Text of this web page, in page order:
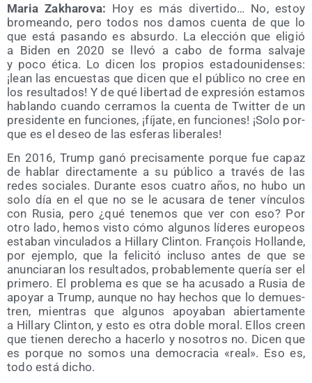
Maria Zakha­ro­va: Hoy es más diver­ti­do… No, estoy
bro­mean­do, pero todos nos damos cuen­ta de que lo
que está pasan­do es absur­do. La elec­ción que eli­gió
a Biden en 2020 se lle­vó a cabo de for­ma sal­va­je
y poco éti­ca. Lo dicen los pro­pios esta­dou­ni­den­ses:
¡lean las encues­tas que dicen que el públi­co no cree en
los resul­ta­dos! Y de qué liber­tad de expre­sión esta­mos
hablan­do cuan­do cerra­mos la cuen­ta de Twit­ter de un
pre­si­den­te en fun­cio­nes, ¡fíja­te, en fun­cio­nes! ¡Solo por­
que es el deseo de las esfe­ras liberales!
En 2016, Trump ganó pre­ci­sa­men­te por­que fue capaz
de hablar direc­ta­men­te a su públi­co a tra­vés de las
redes socia­les. Duran­te esos cua­tro años, no hubo un
solo día en el que no se le acu­sa­ra de tener víncu­los
con Rusia, pero ¿qué tene­mos que ver con eso? Por
otro lado, hemos vis­to cómo algu­nos líde­res euro­peos
esta­ban vin­cu­la­dos a Hillary Clin­ton. Fra­nçois Hollan­de,
por ejem­plo, que la feli­ci­tó inclu­so antes de que se
anun­cia­ran los resul­ta­dos, pro­ba­ble­men­te que­ría ser el
pri­me­ro. El pro­ble­ma es que se ha acu­sa­do a Rusia de
apo­yar a Trump, aun­que no hay hechos que lo demues­
tren, mien­tras que algu­nos apo­ya­ban abier­ta­men­te
a Hillary Clin­ton, y esto es otra doble moral. Ellos creen
que tie­nen dere­cho a hacer­lo y noso­tros no. Dicen que
es por­que no somos una demo­cra­cia «real». Eso es,
todo está dicho.